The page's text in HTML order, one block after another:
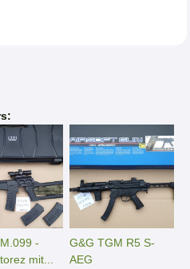
-
mit...
G&G TGM R5 S-
AEG